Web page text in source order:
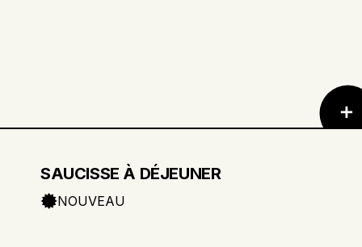
SAUCISSE À DÉJEUNER
NOUVEAU